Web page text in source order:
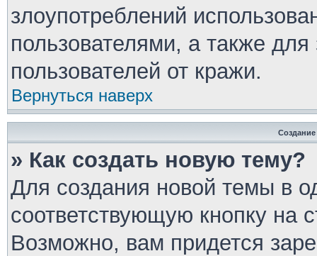
злоупотреблений
пользователями, а также
пользователей от кражи.
Вернуться наверх
» Как создать новую тему?
Для создания новой темы в
соответствующую кнопку на
Возможно, вам придется